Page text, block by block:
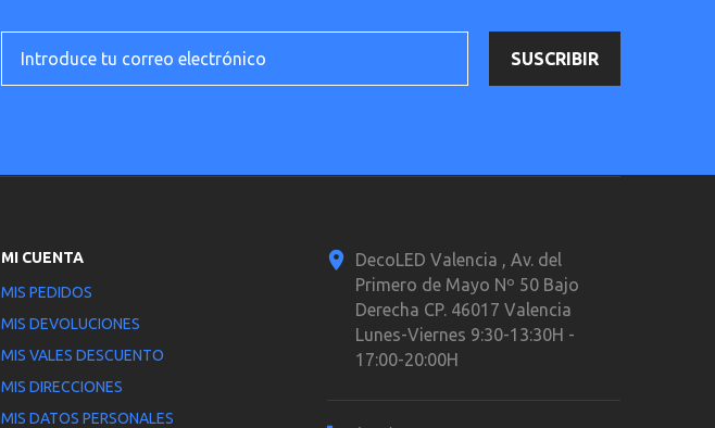
MI CUENTA
MIS PEDIDOS
MIS DEVOLUCIONES
MIS VALES DESCUENTO
MIS DIRECCIONES
MIS DATOS PERSONALES
DecoLED Valencia , Av. del
Primero de Mayo Nº 50 Bajo
Derecha CP. 46017 Valencia
Lunes-Viernes 9:30-13:30H -
17:00-20:00H